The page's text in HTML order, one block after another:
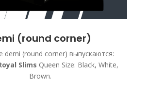
(round corner)
demi (round corner) выпускаются:
Slims Queen Size: Black, White,
Brown.